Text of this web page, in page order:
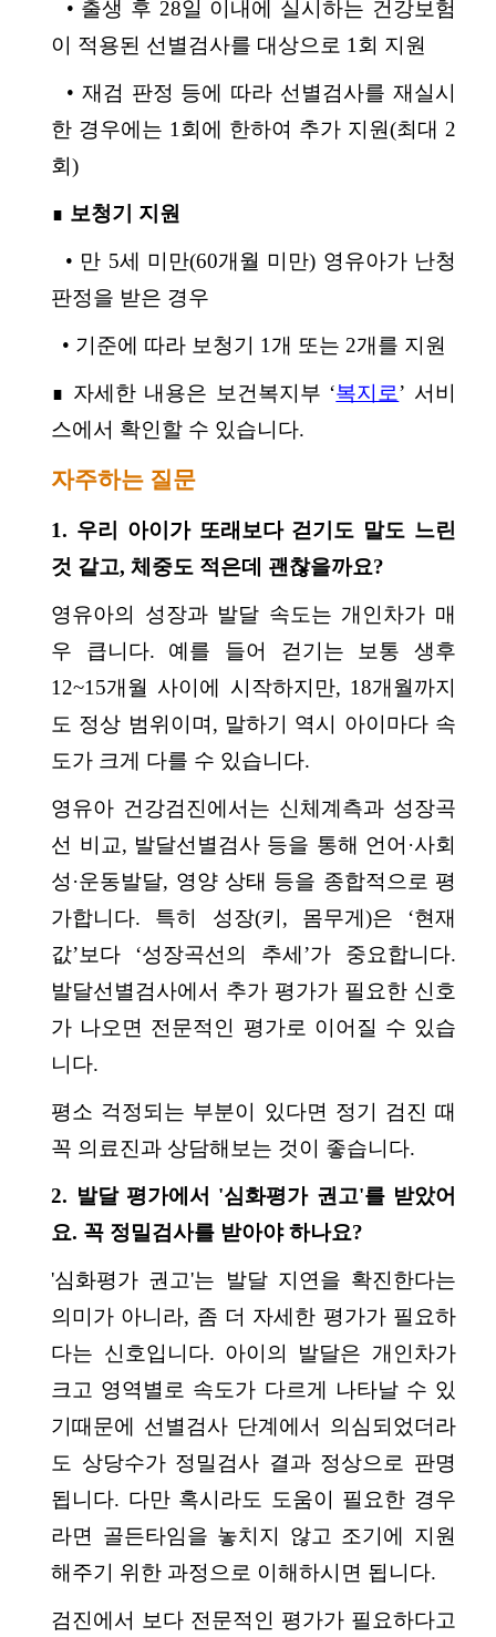
• 출생 후 28일 이내에 실시하는 건강보험
이 적용된 선별검사를 대상으로 1회 지원
• 재검 판정 등에 따라 선별검사를 재실시
한 경우에는 1회에 한하여 추가 지원(최대 2
회)
∎ 보청기 지원
• 만 5세 미만(60개월 미만) 영유아가 난청
판정을 받은 경우
• 기준에 따라 보청기 1개 또는 2개를 지원
∎ 자세한 내용은 보건복지부 ‘복지로’ 서비
스에서 확인할 수 있습니다.
자주하는 질문
1. 우리 아이가 또래보다 걷기도 말도 느린
것 같고, 체중도 적은데 괜찮을까요?
영유아의 성장과 발달 속도는 개인차가 매
우 큽니다. 예를 들어 걷기는 보통 생후
12~15개월 사이에 시작하지만, 18개월까지
도 정상 범위이며, 말하기 역시 아이마다 속
도가 크게 다를 수 있습니다.
영유아 건강검진에서는 신체계측과 성장곡
선 비교, 발달선별검사 등을 통해 언어·사회
성·운동발달, 영양 상태 등을 종합적으로 평
가합니다. 특히 성장(키, 몸무게)은 ‘현재
값’보다 ‘성장곡선의 추세’가 중요합니다.
발달선별검사에서 추가 평가가 필요한 신호
가 나오면 전문적인 평가로 이어질 수 있습
니다.
평소 걱정되는 부분이 있다면 정기 검진 때
꼭 의료진과 상담해보는 것이 좋습니다.
2. 발달 평가에서 '심화평가 권고'를 받았어
요. 꼭 정밀검사를 받아야 하나요?
'심화평가 권고'는 발달 지연을 확진한다는
의미가 아니라, 좀 더 자세한 평가가 필요하
다는 신호입니다. 아이의 발달은 개인차가
크고 영역별로 속도가 다르게 나타날 수 있
기때문에 선별검사 단계에서 의심되었더라
도 상당수가 정밀검사 결과 정상으로 판명
됩니다. 다만 혹시라도 도움이 필요한 경우
라면 골든타임을 놓치지 않고 조기에 지원
해주기 위한 과정으로 이해하시면 됩니다.
검진에서 보다 전문적인 평가가 필요하다고